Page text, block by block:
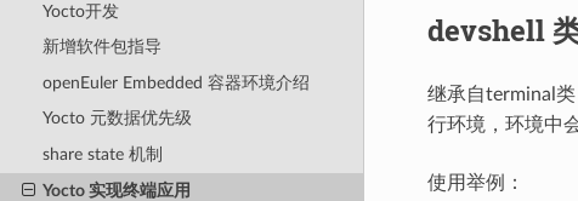
Yocto开发
新增软件包指导
openEuler Embedded 容器环境介绍
Yocto 元数据优先级
share state 机制
Yocto 实现终端应用
devshell
继承自terminal
行环境，环境中
使用举例：